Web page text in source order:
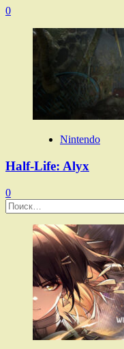
0
Nintendo
Half-Life: Alyx
0
Найти: